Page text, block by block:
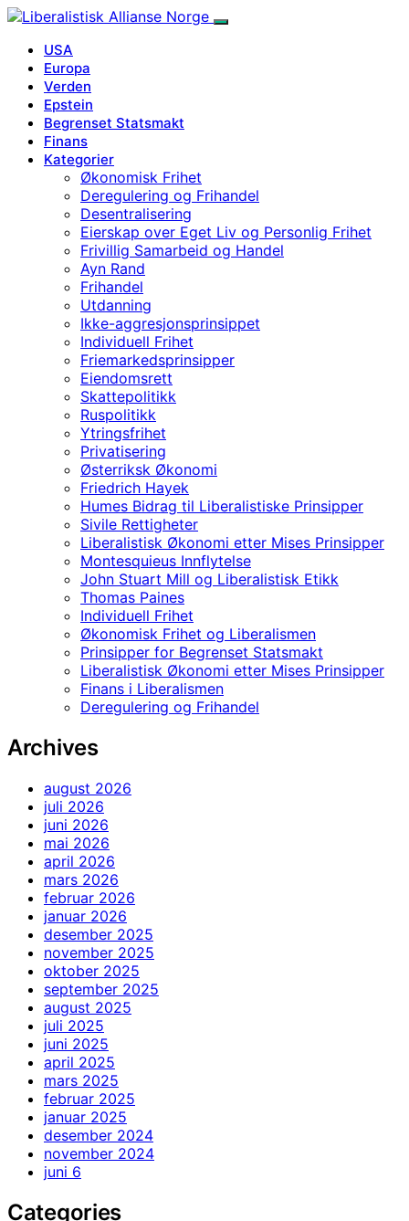
USA
Europa
Verden
Epstein
Begrenset Statsmakt
Finans
Kategorier
Økonomisk Frihet
Deregulering og Frihandel
Desentralisering
Eierskap over Eget Liv og Personlig Frihet
Frivillig Samarbeid og Handel
Ayn Rand
Frihandel
Utdanning
Ikke-aggresjonsprinsippet
Individuell Frihet
Friemarkedsprinsipper
Eiendomsrett
Skattepolitikk
Ruspolitikk
Ytringsfrihet
Privatisering
Østerriksk Økonomi
Friedrich Hayek
Humes Bidrag til Liberalistiske Prinsipper
Sivile Rettigheter
Liberalistisk Økonomi etter Mises Prinsipper
Montesquieus Innflytelse
John Stuart Mill og Liberalistisk Etikk
Thomas Paines
Individuell Frihet
Økonomisk Frihet og Liberalismen
Prinsipper for Begrenset Statsmakt
Liberalistisk Økonomi etter Mises Prinsipper
Finans i Liberalismen
Deregulering og Frihandel
Archives
august 2026
juli 2026
juni 2026
mai 2026
april 2026
mars 2026
februar 2026
januar 2026
desember 2025
november 2025
oktober 2025
september 2025
august 2025
juli 2025
juni 2025
april 2025
mars 2025
februar 2025
januar 2025
desember 2024
november 2024
juni 6
Categories